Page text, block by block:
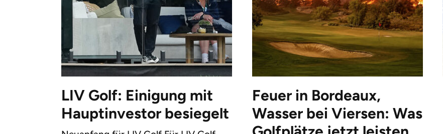
LIV Golf: Einigung mit
Hauptinvestor besiegelt
Feuer in Bordeaux,
Wasser bei Viersen: Was